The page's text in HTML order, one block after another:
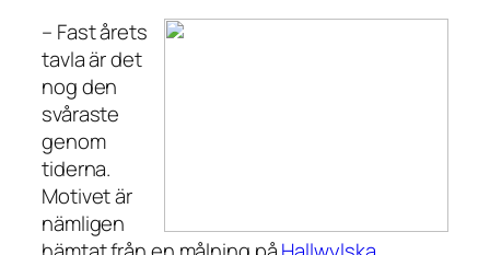
– Fast årets
tavla är det
nog den
svåraste
genom
tiderna.
Motivet är
nämligen